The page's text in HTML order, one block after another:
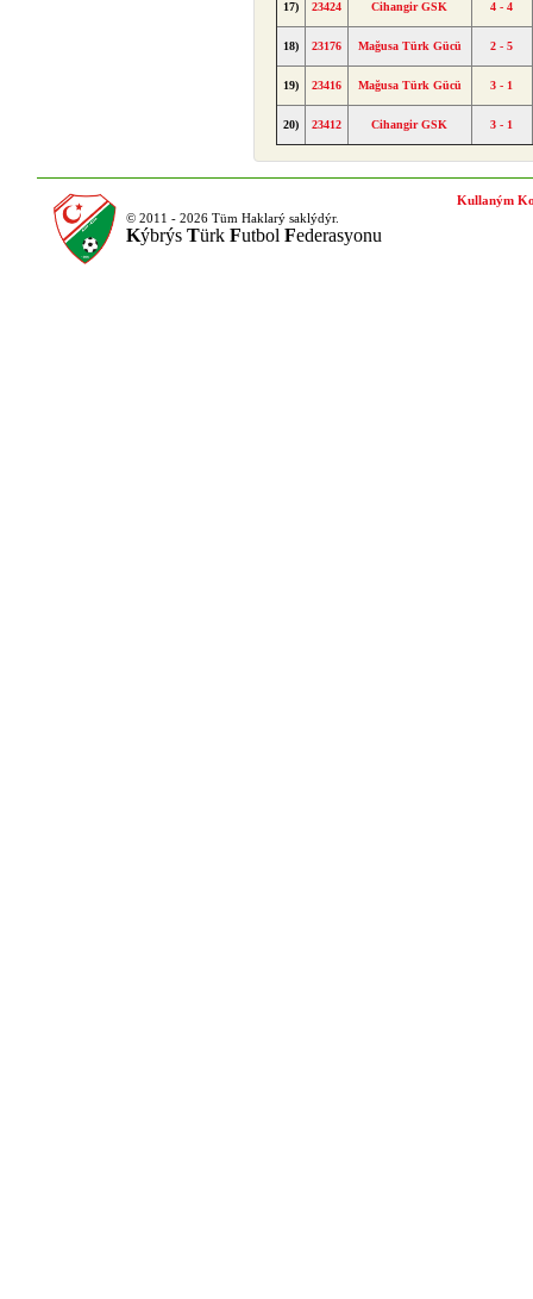
17) 23424 Cihangir GSK 4 - 4
18) 23176 Mağusa Türk Gücü 2 - 5
19) 23416 Mağusa Türk Gücü 3 - 1
20) 23412 Cihangir GSK 3 - 1
© 2011 - 2026 Tüm Haklarý saklýdýr.
Kýbrýs Türk Futbol Federasyonu
Kullaným